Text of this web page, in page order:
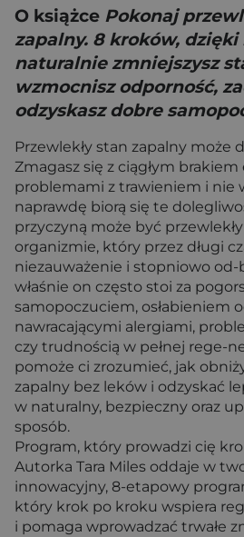
O książce Pokonaj
zapalny. 8 kroków,
naturalnie zmniejszysz
wzmocnisz odporność,
odzyskasz dobre
Przewlekły stan zapalny może
Zmagasz się z ciągłym
problemami z trawieniem i nie
naprawdę biorą się te
przyczyną może być
organizmie, który przez długi
niezauważenie i stopniowo od-
właśnie on często stoi za
samopoczuciem, osłabieniem
nawracającymi alergiami,
czy trudnością w pełnej rege-
pomoże ci zrozumieć, jak
zapalny bez leków i odzyskać
w naturalny, bezpieczny oraz
sposób.
Program, który prowadzi cię
Autorka Tara Miles oddaje w
innowacyjny, 8-etapowy
który krok po kroku wspiera
i pomaga wprowadzać trwałe